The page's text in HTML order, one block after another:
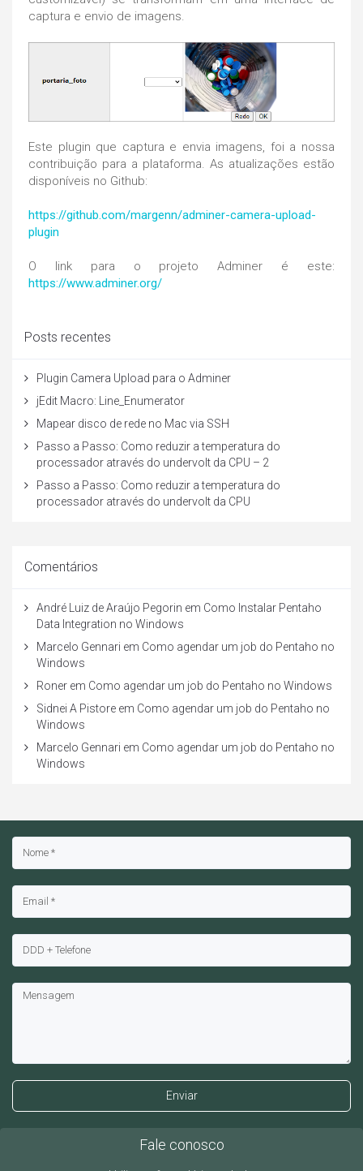
captura e envio de imagens.
Este plugin que captura e envia imagens, foi a nossa
contribuição para a plataforma. As atualizações estão
disponíveis no Github:
https://github.com/margenn/adminer-camera-upload-
plugin
O link para o projeto Adminer é este:
https://www.adminer.org/
Posts recentes
Plugin Camera Upload para o Adminer
jEdit Macro: Line_Enumerator
Mapear disco de rede no Mac via SSH
Passo a Passo: Como reduzir a temperatura do
processador através do undervolt da CPU – 2
Passo a Passo: Como reduzir a temperatura do
processador através do undervolt da CPU
Comentários
André Luiz de Araújo Pegorin em Como Instalar Pentaho
Data Integration no Windows
Marcelo Gennari em Como agendar um job do Pentaho no
Windows
Roner em Como agendar um job do Pentaho no Windows
Sidnei A Pistore em Como agendar um job do Pentaho no
Windows
Marcelo Gennari em Como agendar um job do Pentaho no
Windows
Enviar
Fale conosco